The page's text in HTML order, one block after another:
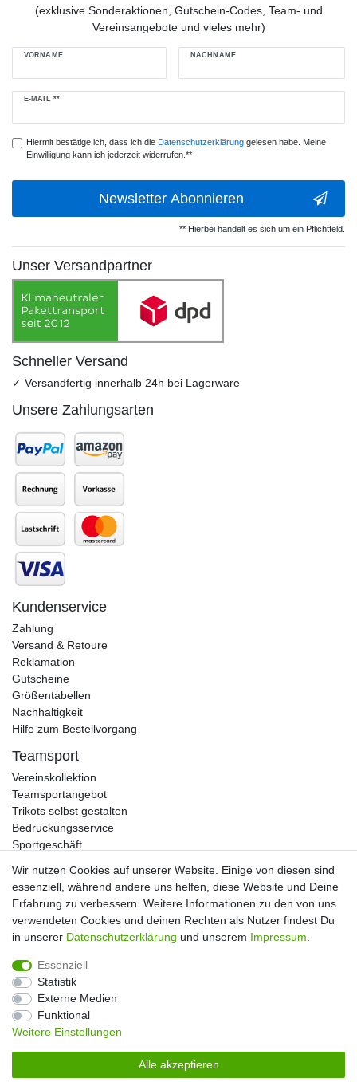
(exklusive Sonderaktionen, Gutschein-Codes, Team- und
Vereinsangebote und vieles mehr)
VORNAME NACHNAME
E-MAIL **
Newsletter
Hiermit bestätige ich, dass ich die Daten­schutz­erklärunggelesen habe. Meine
Einwilligung kann ich jederzeit widerrufen.**
Newsletter Abonnieren
** Hierbei handelt es sich um ein Pflichtfeld.
Unser Versandpartner
Schneller Versand
✓ Versandfertig innerhalb 24h bei Lagerware
Unsere Zahlungsarten
Kundenservice
Zahlung
Versand & Retoure
Reklamation
Gutscheine
Größentabellen
Nachhaltigkeit
Hilfe zum Bestellvorgang
Teamsport
Vereinskollektion
Teamsportangebot
Trikots selbst gestalten
Bedruckungsservice
Sportgeschäft
Widerrufs­recht
Wir nutzen Cookies auf unserer Website. Einige von diesen sind
essenziell, während andere uns helfen, diese Website und Deine
Erfahrung zu verbessern. Weitere Informationen zu den von uns
verwendeten Cookies und deinen Rechten als Nutzer findest Du
in unserer Daten­schutz­erklärung und unserem Impressum
Essenziell
Statistik
Externe Medien
Funktional
Weitere Einstellungen
Alle akzeptieren